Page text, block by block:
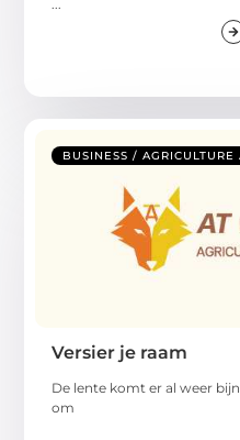
BUSINESS / AGRICULTURE
Versier je raam
De lente komt er al weer
om